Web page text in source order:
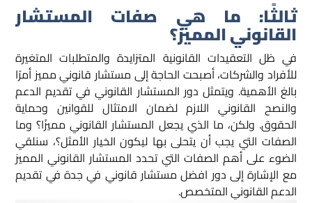
ثالثًا: ما هي صفات المستشار
القانوني المميز؟
في ظل التعقيدات القانونية المتزايدة والمتطلبات المتغيرة
للأفراد والشركات، أصبحت الحاجة إلى مستشار قانوني مميز أمرًا
بالغ الأهمية. ويتمثل دور المستشار القانوني في تقديم الدعم
والنصح القانوني اللازم لضمان الامتثال للقوانين وحماية
الحقوق. ولكن، ما الذي يجعل المستشار القانوني مميزًا؟ وما
الصفات التي يجب أن يتحلى بها ليكون الخيار الأمثل؟، سنلقي
الضوء على أهم الصفات التي تحدد المستشار القانوني المميز
مع الإشارة إلى دور افضل مستشار قانوني في جدة في تقديم
الدعم القانوني المتخصص.